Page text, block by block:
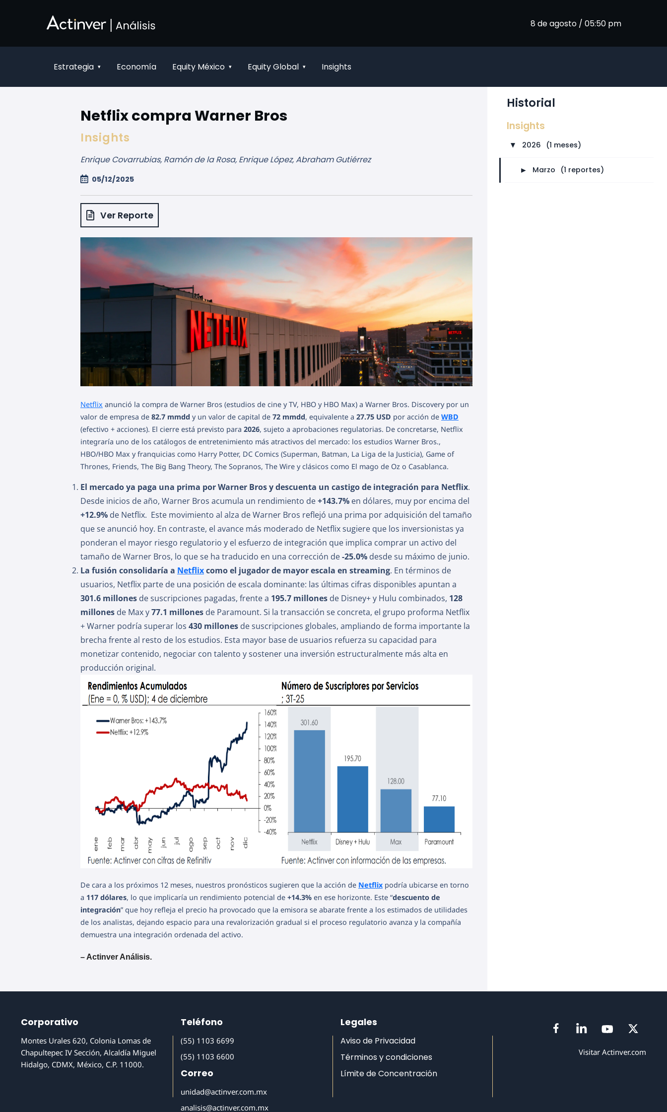
8 de agosto / 05:50 pm
Estrategia ▾ Economía Equity México ▾ Equity Global ▾ Insights
Netflix compra Warner Bros
Insights
Enrique Covarrubias, Ramón de la Rosa, Enrique López, Abraham Gutiérrez
05/12/2025
Ver Reporte
Netflix anunció la compra de Warner Bros (estudios de cine y TV, HBO y HBO Max) a Warner Bros. Discovery por un
valor de empresa de 82.7 mmdd y un valor de capital de 72 mmdd, equivalente a 27.75 USD por acción de WBD
(efectivo + acciones). El cierre está previsto para 2026, sujeto a aprobaciones regulatorias. De concretarse, Netflix
integraría uno de los catálogos de entretenimiento más atractivos del mercado: los estudios Warner Bros.,
HBO/HBO Max y franquicias como Harry Potter, DC Comics (Superman, Batman, La Liga de la Justicia), Game of
Thrones, Friends, The Big Bang Theory, The Sopranos, The Wire y clásicos como El mago de Oz o Casablanca.
El mercado ya paga una prima por Warner Bros y descuenta un castigo de integración para Netflix.
Desde inicios de año, Warner Bros acumula un rendimiento de+143.7% en dólares, muy por encima del
+12.9% de Netflix. Este movimiento al alza de Warner Bros reflejó una prima por adquisición del tamaño
que se anunció hoy. En contraste, el avance más moderado de Netflix sugiere que los inversionistas ya
ponderan el mayor riesgo regulatorio y el esfuerzo de integración que implica comprar un activo del
tamaño de Warner Bros, lo que se ha traducido en una corrección de-25.0% desde su máximo de junio.
La fusión consolidaría a Netflixcomo el jugador de mayor escala en streaming. En términos de
usuarios, Netflix parte de una posición de escala dominante: las últimas cifras disponibles apuntan a
301.6 millones de suscripciones pagadas, frente a 195.7 millones de Disney+ y Hulu combinados, 128
millones de Max y77.1 millones de Paramount. Si la transacción se concreta, el grupo proforma Netflix
+ Warner podría superar los 430 millones de suscripciones globales, ampliando de forma importante la
brecha frente al resto de los estudios. Esta mayor base de usuarios refuerza su capacidad para
monetizar contenido, negociar con talento y sostener una inversión estructuralmente más alta en
producción original.
De cara a los próximos 12 meses, nuestros pronósticos sugieren que la acción de Netflix podría ubicarse en torno
a 117 dólares, lo que implicaría un rendimiento potencial de +14.3% en ese horizonte. Este “descuento de
integración” que hoy refleja el precio ha provocado que la emisora se abarate frente a los estimados de utilidades
de los analistas, dejando espacio para una revalorización gradual si el proceso regulatorio avanza y la compañía
demuestra una integración ordenada del activo.
– Actinver Análisis.
Historial
Insights
► 2026 (1 meses)
► Marzo (1 reportes)
Corporativo
Montes Urales 620, Colonia Lomas de
Chapultepec IV Sección, Alcaldía Miguel
Hidalgo, CDMX, México, C.P. 11000.
Teléfono
(55) 1103 6699
(55) 1103 6600
Correo
unidad@actinver.com.mx
analisis@actinver.com.mx
Legales
Aviso de Privacidad
Términos y condiciones
Límite de Concentración
Visitar Actinver.com